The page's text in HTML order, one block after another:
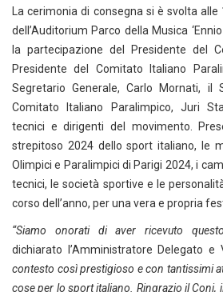
La cerimonia di consegna si è svolta alle
dell’Auditorium Parco della Musica
la partecipazione del Presidente del
Presidente del Comitato Italiano
Segretario Generale, Carlo Mornati, il
Comitato Italiano Paralimpico, Juri
tecnici e dirigenti del movimento.
strepitoso 2024 dello sport italiano, le
Olimpici e Paralimpici di Parigi 2024, i
tecnici, le società sportive e le
corso dell’anno, per una vera e propria
“Siamo onorati di aver ricevuto
dichiarato l’Amministratore Delegato e
contesto così prestigioso e con tantissimi
cose per lo sport italiano. Ringrazio il Coni,